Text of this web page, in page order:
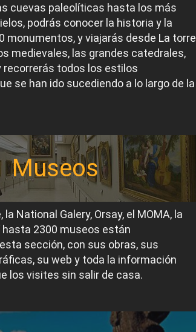
cuevas paleolíticas hasta los más
podrás conocer la historia y la
monumentos, y viajarás desde La torre
medievales, las grandes catedrales,
recorrerás todos los estilos
se han ido sucediendo a lo largo de la
Museos
la National Galery, Orsay, el MOMA, la
hasta 2300 museos están
sección, con sus obras, sus
su web y toda la información
los visites sin salir de casa.